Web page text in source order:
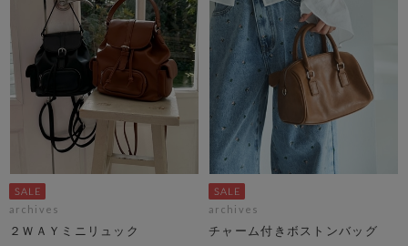
archives
２ＷＡＹミニリュック
archives
チャーム付きボストンバッグ